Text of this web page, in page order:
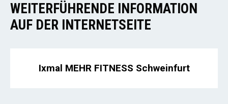
WEITERFÜHRENDE INFORMATION
AUF DER INTERNETSEITE
Ixmal MEHR FITNESS Schweinfurt